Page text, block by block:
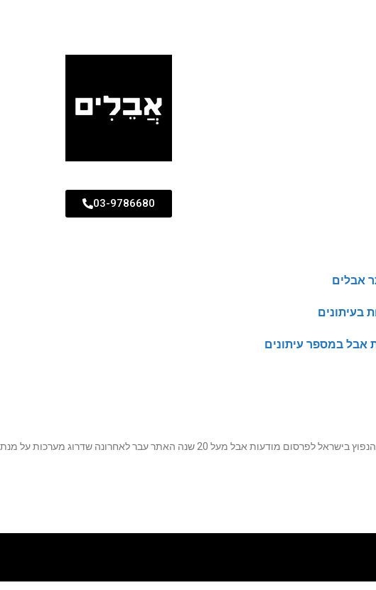
03-9786680
אבלים
בעיתונים
אבל במספר עיתונים
מודעות אבל מעל 20 שנה האתר עבר לאחרונה שדרוג מערכות על מנת שכל